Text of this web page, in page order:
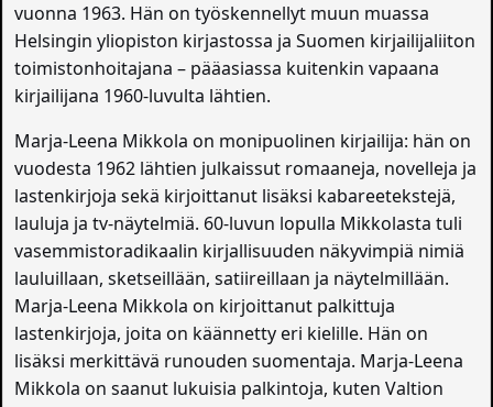
vuonna 1963. Hän on työskennellyt muun muassa
Helsingin yliopiston kirjastossa ja Suomen kirjailijaliiton
toimistonhoitajana – pääasiassa kuitenkin vapaana
kirjailijana 1960-luvulta lähtien.
Marja-Leena Mikkola on monipuolinen kirjailija: hän on
vuodesta 1962 lähtien julkaissut romaaneja, novelleja ja
lastenkirjoja sekä kirjoittanut lisäksi kabareetekstejä,
lauluja ja tv-näytelmiä. 60-luvun lopulla Mikkolasta tuli
vasemmistoradikaalin kirjallisuuden näkyvimpiä nimiä
lauluillaan, sketseillään, satiireillaan ja näytelmillään.
Marja-Leena Mikkola on kirjoittanut palkittuja
lastenkirjoja, joita on käännetty eri kielille. Hän on
lisäksi merkittävä runouden suomentaja. Marja-Leena
Mikkola on saanut lukuisia palkintoja, kuten Valtion